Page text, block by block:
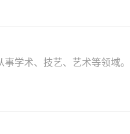
事学术、技艺、艺术等领域